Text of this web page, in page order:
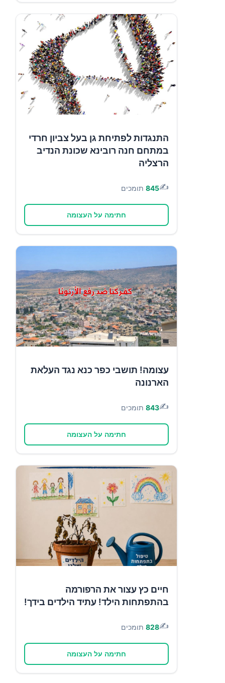
התנגדות לפתיחת גן בעל צביון חרדי
במתחם חנה רובינא שכונת הנדיב
הרצליה
✍️
845 תומכים
חתימה על העצומה
עצומה! תושבי כפר כנא נגד העלאת
הארנונה
✍️
843 תומכים
חתימה על העצומה
חיים כץ עצור את הרפורמה
בהתפתחות הילד! עתיד הילדים בידך!
✍️
828 תומכים
חתימה על העצומה